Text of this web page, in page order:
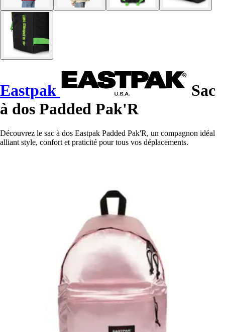
Eastpak
Sac
à dos Padded Pak'R
Découvrez le sac à dos Eastpak Padded Pak'R, un compagnon idéal
alliant style, confort et praticité pour tous vos déplacements.